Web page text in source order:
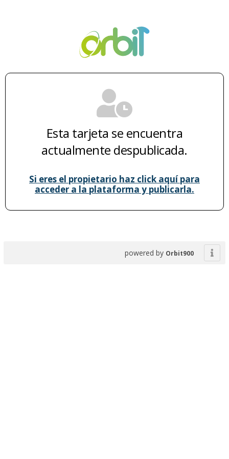
Esta tarjeta se encuentra
actualmente despublicada.
Si eres el propietario haz click aquí para
acceder a la plataforma y publicarla.
powered by Orbit900